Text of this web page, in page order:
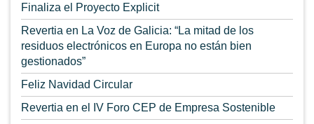
Finaliza el Proyecto Explicit
Revertia en La Voz de Galicia: “La mitad de los
residuos electrónicos en Europa no están bien
gestionados”
Feliz Navidad Circular
Revertia en el IV Foro CEP de Empresa Sostenible